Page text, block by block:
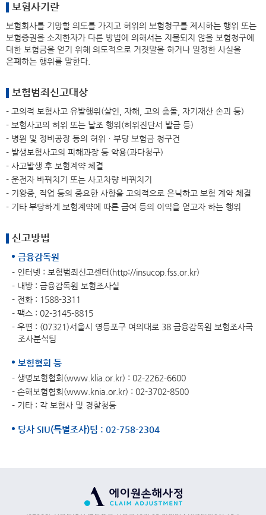
보험사기란
보험회사를 기망할 의도를 가지고 허위의 보험청구를 제시하는 행위 또는
보험증권을 소지한자가 다른 방법에 의해서는 지불되지 않을 보험청구에
대한 보험금을 얻기 위해 의도적으로 거짓말을 하거나 일정한 사실을
은폐하는 행위를 말한다.
보험범죄신고대상
- 고의적 보험사고 유발행위(살인, 자해, 고의 충돌, 자기재산 손괴 등)
- 보험사고의 허위 또는 날조 행위(허위진단서 발급 등)
- 병원 및 정비공장 등의 허위ㆍ부당 보험금 청구건
- 발생보험사고의 피해과장 등 악용(과다청구)
- 사고발생 후 보험계약 체결
- 운전자 바꿔치기 또는 사고차량 바꿔치기
- 기왕증, 직업 등의 중요한 사항을 고의적으로 은닉하고 보험 계약 체결
- 기타 부당하게 보험계약에 따른 급여 등의 이익을 얻고자 하는 행위
신고방법
금융감독원
- 인터넷 : 보험범죄신고센터(http://insucop.fss.or.kr)
- 내방 : 금융감독원 보험조사실
- 전화 : 1588-3311
- 팩스 : 02-3145-8815
- 우편 : (07321)서울시 영등포구 여의대로 38 금융감독원 보험조사국
조사분석팀
보험협회 등
- 생명보험협회(www.klia.or.kr) : 02-2262-6600
- 손해보험협회(www.knia.or.kr) : 02-3702-8500
- 기타 : 각 보험사 및 경찰청등
당사 SIU(특별조사)팀 : 02-758-2304